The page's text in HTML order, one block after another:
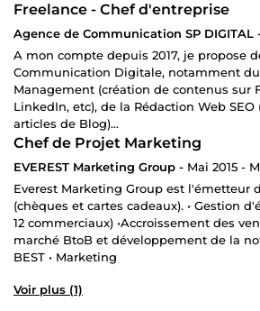
Freelance - Chef d'entreprise
Agence de Communication SP DIGITAL
A mon compte depuis 2017, je propose
Communication Digitale, notamment
Management (création de contenus sur
LinkedIn, etc), de la Rédaction Web
articles de Blog)...
Chef de Projet Marketing
EVEREST Marketing Group - Mai 2015 -
Everest Marketing Group est l'émetteur
(chèques et cartes cadeaux). • Gestion
12 commerciaux) •Accroissement des
marché BtoB et développement de la
BEST • Marketing
Voir plus (1)